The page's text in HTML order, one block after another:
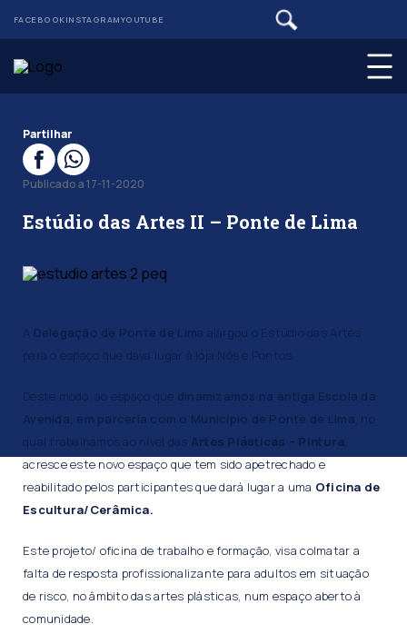
FACEBOOKINSTAGRAMYOUTUBE
Partilhar
Publicado a 17-11-2020
Estúdio das Artes II – Ponte de Lima
A Delegação de Ponte de Lima alargou o Estúdio das Artes
para o espaço que dava lugar à loja Nós e Pontos.
Deste modo, ao espaço que dinamizamos na antiga Escola da
Avenida, em parceria com o Município de Ponte de Lima , no
qual trabalhamos ao nível das Artes Plásticas – Pintura
acresce este novo espaço que tem sido apetrechado e
reabilitado pelos participantes que dará lugar a uma Oficina de
Escultura/Cerâmica.
Este projeto/ oficina de trabalho e formação, visa colmatar a
falta de resposta profissionalizante para adultos em situação
de risco, no âmbito das artes plásticas, num espaço aberto à
comunidade.